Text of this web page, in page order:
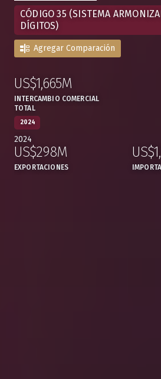
CÓDIGO 35 (SISTEMA
DÍGITOS)
Agregar Comparación
2024
:US$1,665M
INTERCAMBIO COMERCIAL
TOTAL
2024
US$298M
EXPORTACIONES